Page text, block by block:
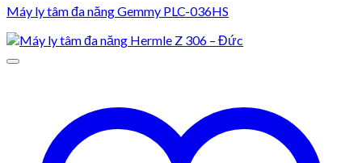
Máy ly tâm đa năng Gemmy PLC-036HS